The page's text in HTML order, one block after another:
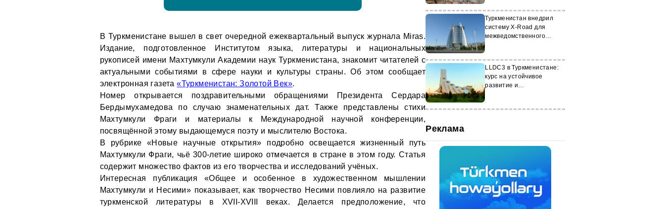
В Туркменистане вышел в свет очередной ежеквартальный выпуск журнала Miras.
Издание, подготовленное Институтом языка, литературы и национальных
рукописей имени Махтумкули Академии наук Туркменистана, знакомит читателей с
актуальными событиями в сфере науки и культуры страны. Об этом сообщает
электронная газета«Туркменистан: Золотой Век».
Номер открывается поздравительными обращениями Президента Сердара
Бердымухамедова по случаю знаменательных дат. Также представлены стихи
Махтумкули Фраги и материалы к Международной научной конференции,
посвящённой этому выдающемуся поэту и мыслителю Востока.
В рубрике «Новые научные открытия» подробно освещается жизненный путь
Махтумкули Фраги, чьё 300-летие широко отмечается в стране в этом году. Статья
содержит множество фактов из его творчества и исследований учёных.
Интересная публикация «Общее и особенное в художественном мышлении
Махтумкули и Несими» показывает, как творчество Несими повлияло на развитие
туркменской литературы в XVII-XVIII веках. Делается предположение, что
Туркменистан внедрил
систему X-Road для
межведомственного
LLDC3 в Туркменистане:
курс на устойчивое
развитие и
Реклама